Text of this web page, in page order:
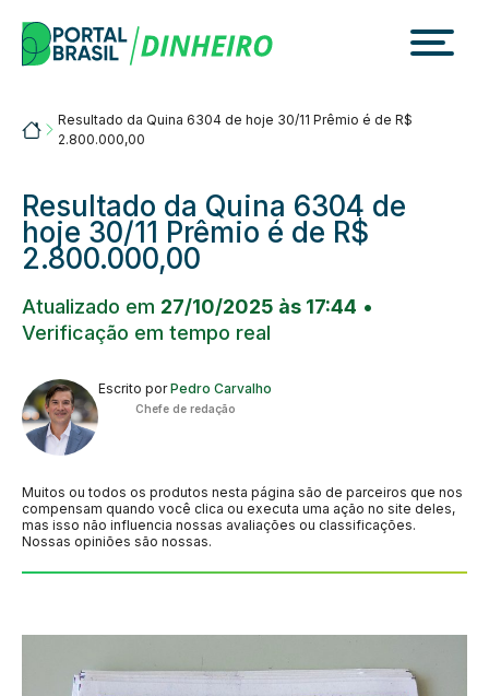
content
Portalbrasil
Resultado da Quina 6304 de hoje 30/11 Prêmio é de R$
2.800.000,00
Resultado da Quina 6304 de
hoje 30/11 Prêmio é de R$
2.800.000,00
Atualizado em 27/10/2025 às 17:44 •
Verificação em tempo real
Escrito porPedro Carvalho
Chefe de redação
Muitos ou todos os produtos nesta página são de parceiros que nos
compensam quando você clica ou executa uma ação no site deles,
mas isso não influencia nossas avaliações ou classificações.
Nossas opiniões são nossas.